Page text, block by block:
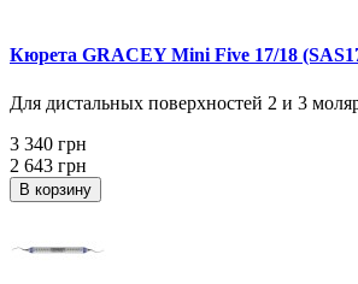
Кюрета GRACEY Mini Five 17/18
Для дистальных поверхностей 2 и 3
3 340 грн
2 643 грн
В корзину